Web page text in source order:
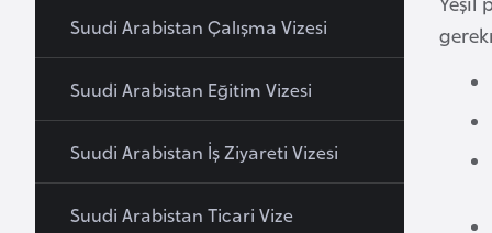
Suudi Arabistan Çalışma Vizesi
Suudi Arabistan Eğitim Vizesi
Suudi Arabistan İş Ziyareti Vizesi
Suudi Arabistan Ticari Vize
z
e
b
a
y